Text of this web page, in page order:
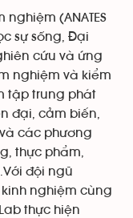
(ANATES
sự sống, Đại
cứu và ứng
nghiệm và kiểm
tập trung phát
đại, cảm biến,
các phương
thực phẩm,
đội ngũ
nghiệm cùng
thực hiện